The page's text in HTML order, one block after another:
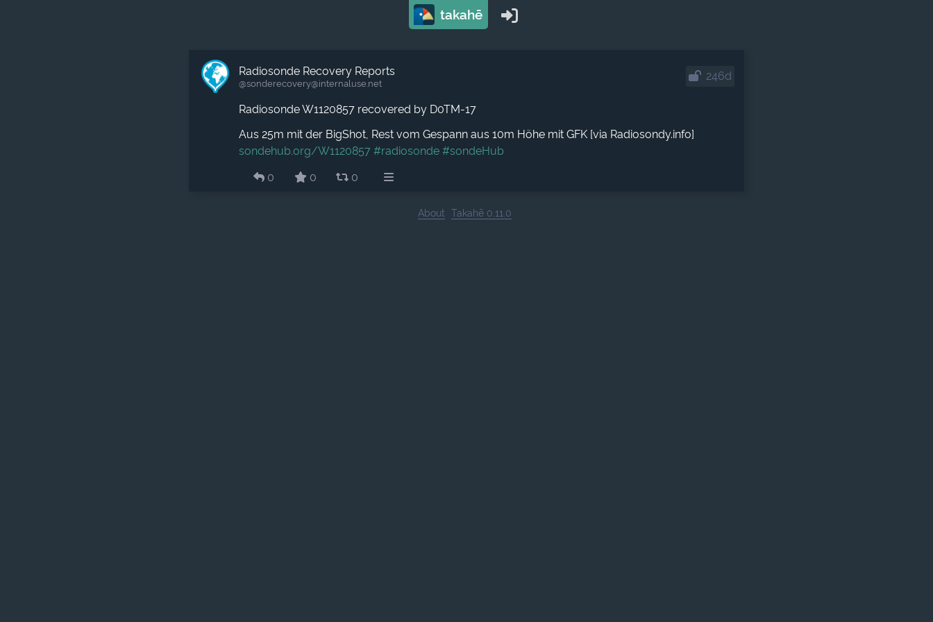
takahē
Radiosonde Recovery Reports
@sonderecovery​@internaluse.net
246d
Radiosonde W1120857 recovered by D0TM-17
Aus 25m mit der BigShot, Rest vom Gespann aus 10m Höhe mit GFK [via Radiosondy.info]
sondehub.org/W1120857 #radiosonde #sondeHub
0
0 0
About Takahē 0.11.0